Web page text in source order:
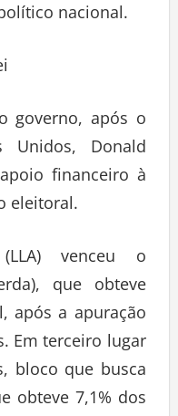
nacional.
governo, após o
Unidos, Donald
financeiro à
eleitoral.
venceu o
que obteve
após a apuração
Em terceiro lugar
bloco que busca
obteve 7,1% dos